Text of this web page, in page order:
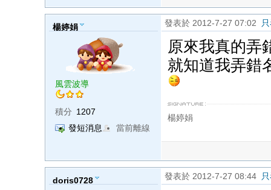
楊婷娟
風雲波導
積分 1207
發短消息
當前離線
發表於 2012-7-27 07:02
原來我真的弄
就知道我弄錯
楊婷娟
doris0728 發表於 2012-7-27 08:44